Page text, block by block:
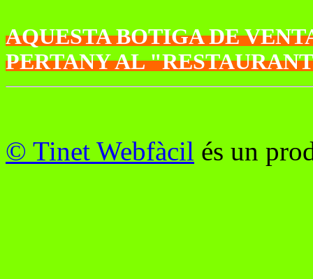
AQUESTA BOTIGA DE
PERTANY AL
© Tinet Webfàcil és un